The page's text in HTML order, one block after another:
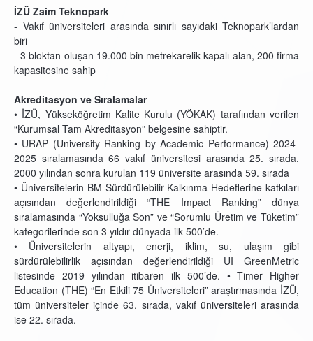
İZÜ Zaim Teknopark
- Vakıf üniversiteleri arasında sınırlı sayıdaki Teknopark’lardan
biri
- 3 bloktan oluşan 19.000 bin metrekarelik kapalı alan, 200 firma
kapasitesine sahip
Akreditasyon ve Sıralamalar
• İZÜ, Yükseköğretim Kalite Kurulu (YÖKAK) tarafından verilen
“Kurumsal Tam Akreditasyon” belgesine sahiptir.
• URAP (University Ranking by Academic Performance) 2024-
2025 sıralamasında 66 vakıf üniversitesi arasında 25. sırada.
2000 yılından sonra kurulan 119 üniversite arasında 59. sırada
• Üniversitelerin BM Sürdürülebilir Kalkınma Hedeflerine katkıları
açısından değerlendirildiği “THE Impact Ranking” dünya
sıralamasında “Yoksulluğa Son” ve “Sorumlu Üretim ve Tüketim”
kategorilerinde son 3 yıldır dünyada ilk 500’de.
• Üniversitelerin altyapı, enerji, iklim, su, ulaşım gibi
sürdürülebilirlik açısından değerlendirildiği UI GreenMetric
listesinde 2019 yılından itibaren ilk 500’de. • Timer Higher
Education (THE) “En Etkili 75 Üniversiteleri” araştırmasında İZÜ,
tüm üniversiteler içinde 63. sırada, vakıf üniversiteleri arasında
ise 22. sırada.